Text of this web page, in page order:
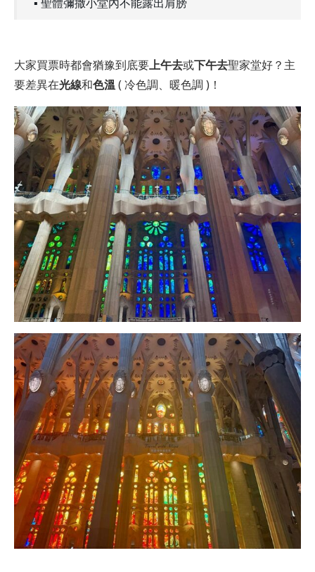
大家買票時都會猶豫到底要上午去或下午去聖家堂好？主
要差異在光線和色溫( 冷色調、暖色調 )！